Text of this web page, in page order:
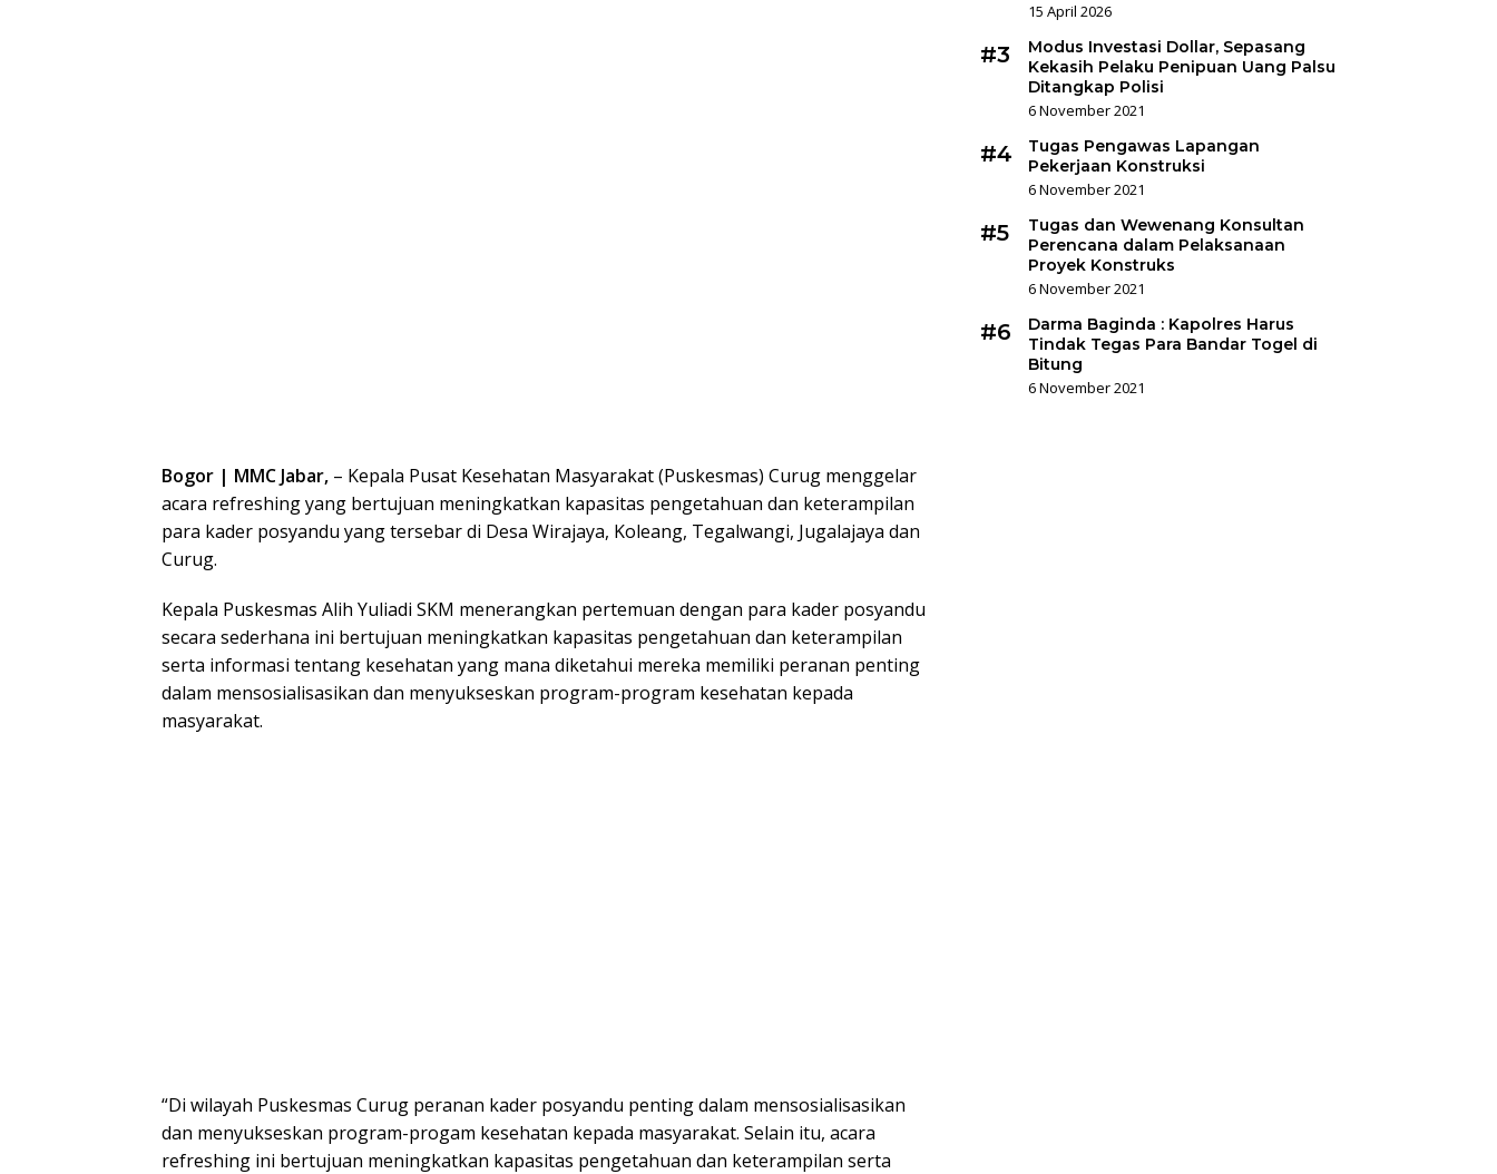
Bogor | MMC Jabar, – Kepala Pusat Kesehatan Masyarakat (Puskesmas) Curug menggelar
acara refreshing yang bertujuan meningkatkan kapasitas pengetahuan dan keterampilan
para kader posyandu yang tersebar di Desa Wirajaya, Koleang, Tegalwangi, Jugalajaya dan
Curug.
Kepala Puskesmas Alih Yuliadi SKM menerangkan pertemuan dengan para kader posyandu
secara sederhana ini bertujuan meningkatkan kapasitas pengetahuan dan keterampilan
serta informasi tentang kesehatan yang mana diketahui mereka memiliki peranan penting
dalam mensosialisasikan dan menyukseskan program-program kesehatan kepada
masyarakat.
“Di wilayah Puskesmas Curug peranan kader posyandu penting dalam mensosialisasikan
dan menyukseskan program-progam kesehatan kepada masyarakat. Selain itu, acara
refreshing ini bertujuan meningkatkan kapasitas pengetahuan dan keterampilan serta
15 April 2026
#3
Modus Investasi Dollar, Sepasang
Kekasih Pelaku Penipuan Uang Palsu
Ditangkap Polisi
6 November 2021
#4
Tugas Pengawas Lapangan
Pekerjaan Konstruksi
6 November 2021
#5
Tugas dan Wewenang Konsultan
Perencana dalam Pelaksanaan
Proyek Konstruks
6 November 2021
#6
Darma Baginda : Kapolres Harus
Tindak Tegas Para Bandar Togel di
Bitung
6 November 2021